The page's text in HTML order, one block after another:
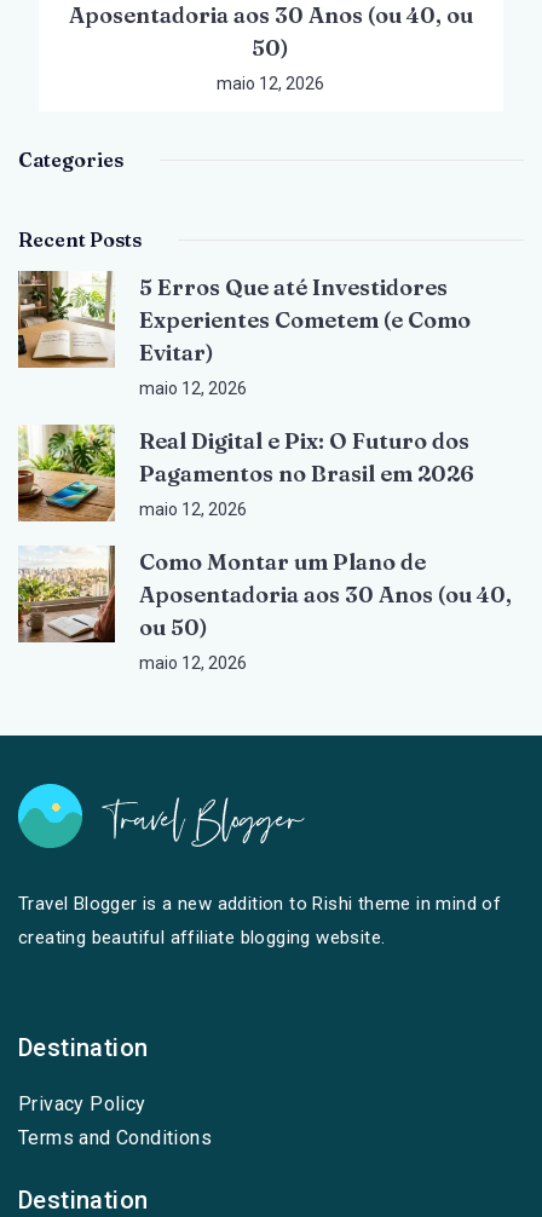
Aposentadoria aos 30 Anos (ou 40, ou
50)
maio 12, 2026
Categories
Recent Posts
5 Erros Que até Investidores
Experientes Cometem (e Como
Evitar)
maio 12, 2026
Real Digital e Pix: O Futuro dos
Pagamentos no Brasil em 2026
maio 12, 2026
Como Montar um Plano de
Aposentadoria aos 30 Anos (ou 40,
ou 50)
maio 12, 2026
Travel Blogger is a new addition to Rishi theme in mind of
creating beautiful affiliate blogging website.
Destination
Privacy Policy
Terms and Conditions
Destination